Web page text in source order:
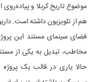
موضوع تاریخ کربلا و
هم از تلویزیون داشته است.
فضای سینمای مستند این پروژه
مخاطب، تبدیل به یکی از
حالا یاری در قالب یک پروژه